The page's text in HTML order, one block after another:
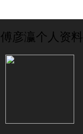
傅彦瀛个人资料